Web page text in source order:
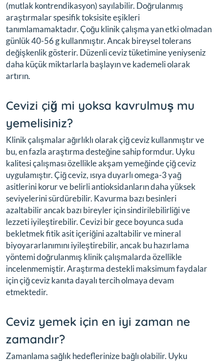
(mutlak kontrendikasyon) sayılabilir. Doğrulanmış
araştırmalar spesifik toksisite eşikleri
tanımlamamaktadır. Çoğu klinik çalışma yan etki olmadan
günlük 40-56 g kullanmıştır. Ancak bireysel tolerans
değişkenlik gösterir. Düzenli ceviz tüketimine yeniyseniz
daha küçük miktarlarla başlayın ve kademeli olarak
artırın.
Cevizi çiğ mi yoksa kavrulmuş mu
yemelisiniz?
Klinik çalışmalar ağırlıklı olarak çiğ ceviz kullanmıştır ve
bu, en fazla araştırma desteğine sahip formdur. Uyku
kalitesi çalışması özellikle akşam yemeğinde çiğ ceviz
uygulamıştır. Çiğ ceviz, ısıya duyarlı omega-3 yağ
asitlerini korur ve belirli antioksidanların daha yüksek
seviyelerini sürdürebilir. Kavurma bazı besinleri
azaltabilir ancak bazı bireyler için sindirilebilirliği ve
lezzeti iyileştirebilir. Cevizi bir gece boyunca suda
bekletmek fitik asit içeriğini azaltabilir ve mineral
biyoyararlanımını iyileştirebilir, ancak bu hazırlama
yöntemi doğrulanmış klinik çalışmalarda özellikle
incelenmemiştir. Araştırma destekli maksimum faydalar
için çiğ ceviz kanıta dayalı tercih olmaya devam
etmektedir.
Ceviz yemek için en iyi zaman ne
zamandır?
Zamanlama sağlık hedeflerinize bağlı olabilir. Uyku